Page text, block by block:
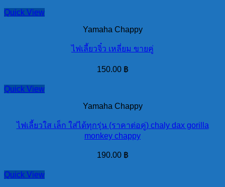
Quick View
Yamaha Chappy
ไฟเลี้ยวจิ๋ว เหลี่ยม ขายคู่
150.00 ฿
Quick View
Yamaha Chappy
ไฟเลี้ยวใส เล็ก ใส่ได้ทุกรุ่น (ราคาต่อคู่) chaly dax gorilla
monkey chappy
190.00 ฿
Quick View